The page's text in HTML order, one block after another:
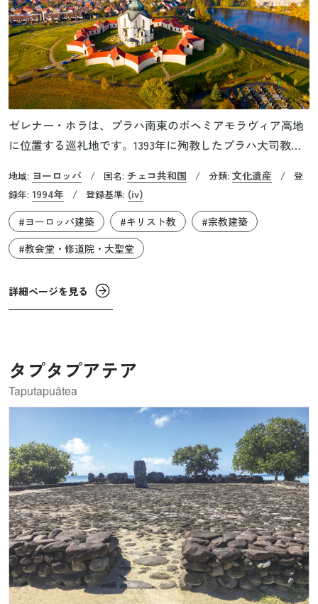
ゼレナー・ホラは、プラハ南東のボヘミアモラヴィア高地
に位置する巡礼地です。1393年に殉教したプラハ大司教代
年にかけて建設されました。建設が始まって3年後の1722
年、ネポムツキーは正式に「聖人」として認定されていま
す。ゴシック様式とバロック様式の移行期における建築様
式の優れた例とされるこの教会は、プラハ出身の建築家で
あるヤン・ブラジェイ・サンティーニにより、独自の様式
でつくられています。
地域: ヨーロッパ / 国名: チェコ共和国 / 分類: 文化遺産 /
登
録年: 1994年 / 登録基準: (iv)
#ヨーロッパ建築
#キリスト教
#宗教建築
#教会堂・修道院・大聖堂
詳細ページを見る
タプタプアテア
Taputapuātea